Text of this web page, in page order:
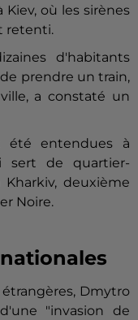
où les sirènes
retenti.
d'habitants
prendre un train,
a constaté un
été entendues à
sert de quartier-
deuxième
Noire.
Dmytro
"invasion de